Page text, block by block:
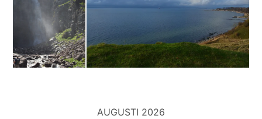
AUGUSTI 2026